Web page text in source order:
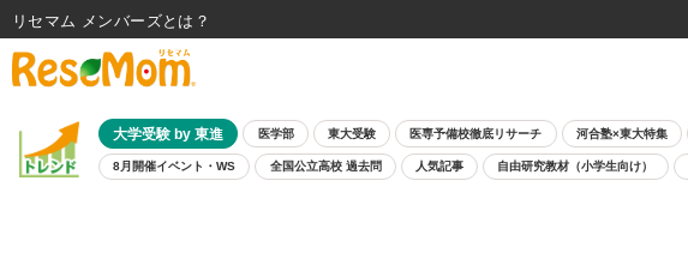
大学受験 by 東進 医学部 東大受験 医専予備校徹底リサーチ 河合塾×東大特集
8月開催イベント・WS 全国公立高校 過去問 人気記事 自由研究教材（小学生向け）
リセマム メンバーズ